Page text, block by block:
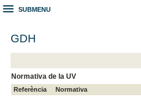
SUBMENU
GDH
Normativa de la UV
Referència Normativa